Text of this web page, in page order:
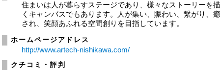
住まいは人が暮らすステージであり、様々なストーリーを
くキャンバスでもあります。人が集い、賑わい、繋がり、
され、笑顔あふれる空間創りを目指しています。
ホームページアドレス
http://www.artech-nishikawa.com/
クチコミ・評判